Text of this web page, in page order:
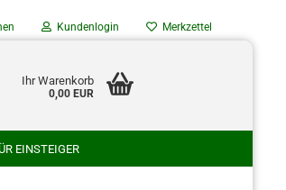
Kundenlogin Merkzettel
Ihr Warenkorb
0,00 EUR
EINSTEIGER